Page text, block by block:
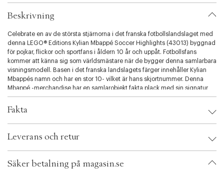
i
l
t
y
.
v
a
r
i
i
.
l
Beskrivning
Celebrate en av de största stjärnorna i det franska fotbollslandslaget med
denna LEGO® Editions Kylian Mbappé Soccer Highlights (43013) byggnad
för pojkar, flickor och sportfans i åldern 10 år och uppåt. Fotbollsfans
kommer att känna sig som världsmästare när de bygger denna samlarbara
visningsmodell. Basen i det franska landslagets färger innehåller Kylian
Mbappés namn och har en stor 10- vilket är hans skjortnummer. Denna
Mbappé -merchandise har en samlarobjekt fakta plack med sin signatur
och spelarstatistik, plus en Mbappé minifigur som gör ett mål. Detta - set
blir ett bra dekorstycke med -sporttema för fans att stolt visa upp. Detta set
fotbollsfans. Instruktionerna finns tillgängliga digitalt i LEGO Builder-
appen, där fotbollsfans kan spåra sina byggframsteg och rotera sina
Fakta
EAN: 5702018069530
ID: BRAL21-0008
Leverans och retur
Säker betalning på magasin.se